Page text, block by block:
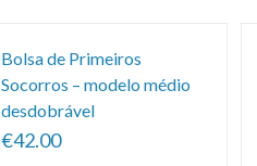
Bolsa de Primeiros
Socorros – modelo médio
desdobrável
€42.00